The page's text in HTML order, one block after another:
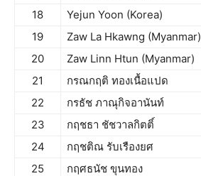
18
Yejun Yoon (Korea)
19
Zaw La Hkawng (Myanmar)
20
Zaw Linn Htun (Myanmar)
21
กรณกฤติ ทองเนื้อแปด
22
กรธัช ภาณุกิจอานันท์
23
กฤช​ธา​ ชัชวาล​กิตติ์
24
กฤชติณ รับเรืองยศ
25
กฤศธนัช ขุนทอง